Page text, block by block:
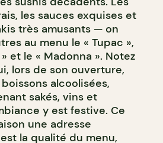
les sauces exquises et
très amusants — on
au menu le « Tupac »,
et le « Madonna ». Notez
lors de son ouverture,
alcoolisées,
sakés, vins et
y est festive. Ce
une adresse
la qualité du menu,